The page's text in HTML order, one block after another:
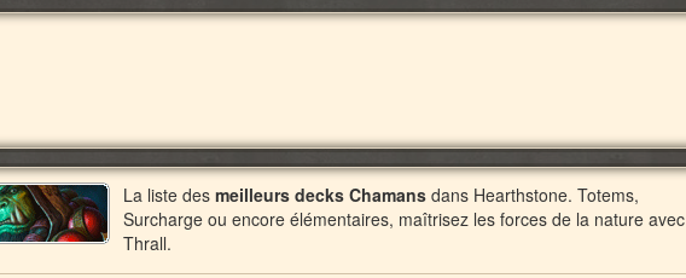
La liste des meilleurs decks Chamans dans Hearthstone. Totems,
Surcharge ou encore élémentaires, maîtrisez les forces de la nature avec
Thrall.